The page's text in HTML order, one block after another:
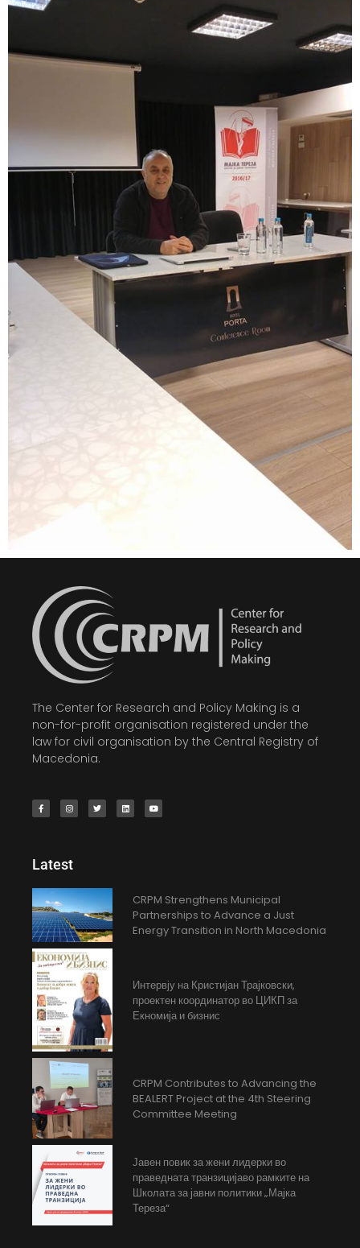
The Center for Research and Policy Making is a
non-for-profit organisation registered under the
law for civil organisation by the Central Registry of
Macedonia.
Latest
CRPM Strengthens Municipal
Partnerships to Advance a Just
Energy Transition in North Macedonia
Интервју на Кристијан Трајковски,
проектен координатор во ЦИКП за
Екномија и бизнис
CRPM Contributes to Advancing the
BEALERT Project at the 4th Steering
Committee Meeting
Јавен повик за жени лидерки во
праведната транзицијаво рамките на
Школата за јавни политики „Мајка
Тереза“